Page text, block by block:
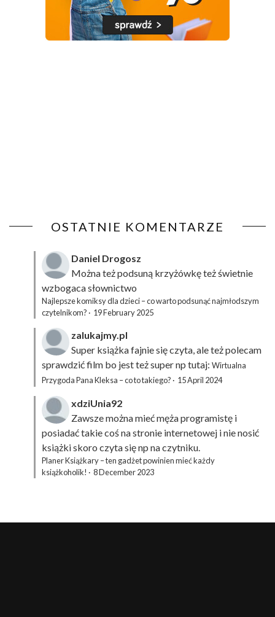
OSTATNIE KOMENTARZE
Daniel Drogosz
Można też podsuną krzyżówkęteż świetnie
wzbogaca słownictwo
Najlepsze komiksy dla dzieci – co warto podsunąć najmłodszym
czytelnikom? · 19 February 2025
zalukajmy.pl
Super książka fajnie się czyta, ale też polecam
sprawdzić film bo jest też super np tutaj: Wirtualna
Przygoda Pana Kleksa – co to takiego? · 15 April 2024
xdziUnia92
Zawsze można mieć męża programistę i
posiadać takie coś na stronie internetowej i nie nosić
książki skoro czyta się np na czytniku.
Planer Książkary – ten gadżet powinien mieć każdy
książkoholik! · 8 December 2023